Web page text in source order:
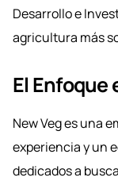
Desarrollo e
agricultura más
El Enfoque
New Veg es una
experiencia y un
dedicados a